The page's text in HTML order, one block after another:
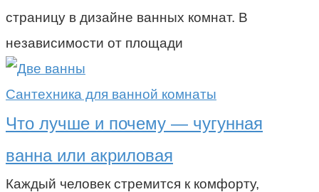
страницу в дизайне ванных комнат. В
независимости от площади
Сантехника для ванной комнаты
Что лучше и почему — чугунная
ванна или акриловая
Каждый человек стремится к комфорту,